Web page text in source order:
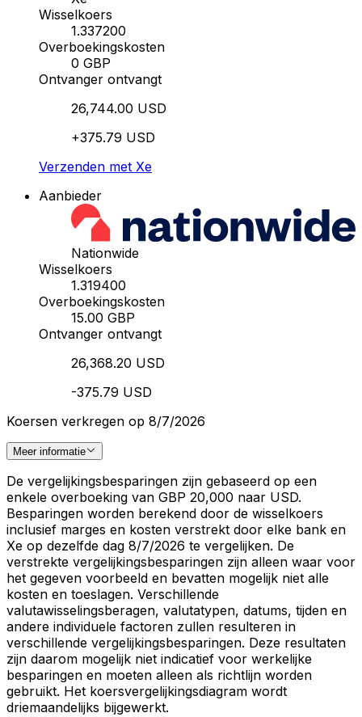
Wisselkoers
1.337200
Overboekingskosten
0 GBP
Ontvanger ontvangt
26,744.00 USD
+375.79 USD
Verzenden met Xe
Aanbieder
Nationwide
Wisselkoers
1.319400
Overboekingskosten
15.00 GBP
Ontvanger ontvangt
26,368.20 USD
-375.79 USD
Koersen verkregen op 8/7/2026
Meer informatie
De vergelijkingsbesparingen zijn gebaseerd op een
enkele overboeking van GBP 20,000 naar USD.
Besparingen worden berekend door de wisselkoers
inclusief marges en kosten verstrekt door elke bank en
Xe op dezelfde dag 8/7/2026 te vergelijken. De
verstrekte vergelijkingsbesparingen zijn alleen waar voor
het gegeven voorbeeld en bevatten mogelijk niet alle
kosten en toeslagen. Verschillende
valutawisselingsberagen, valutatypen, datums, tijden en
andere individuele factoren zullen resulteren in
verschillende vergelijkingsbesparingen. Deze resultaten
zijn daarom mogelijk niet indicatief voor werkelijke
besparingen en moeten alleen als richtlijn worden
gebruikt. Het koersvergelijkingsdiagram wordt
driemaandelijks bijgewerkt.